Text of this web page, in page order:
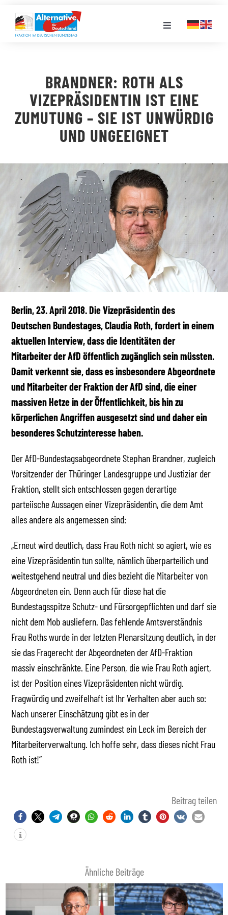
Inhalt
springen
Toggle
LANDESGRUPPEN
VERANSTALTUNGEN
STELLENPORTAL
MEDIATHEK
BRANDNER: ROTH ALS
VIZEPRÄSIDENTIN IST EINE
ZUMUTUNG – SIE IST UNWÜRDIG
UND UNGEEIGNET
Berlin, 23. April 2018. Die Vizepräsidentin des
Deutschen Bundestages, Claudia Roth, fordert in einem
aktuellen Interview, dass die Identitäten der
Mitarbeiter der AfD öffentlich zugänglich sein müssten.
Damit verkennt sie, dass es insbesondere Abgeordnete
und Mitarbeiter der Fraktion der AfD sind, die einer
massiven Hetze in der Öffentlichkeit, bis hin zu
körperlichen Angriffen ausgesetzt sind und daher ein
besonderes Schutzinteresse haben.
Der AfD-Bundestagsabgeordnete Stephan Brandner, zugleich
Vorsitzender der Thüringer Landesgruppe und Justiziar der
Fraktion, stellt sich entschlossen gegen derartige
parteiische Aussagen einer Vizepräsidentin, die dem Amt
alles andere als angemessen sind:
„Erneut wird deutlich, dass Frau Roth nicht so agiert, wie es
eine Vizepräsidentin tun sollte, nämlich überparteilich und
weitestgehend neutral und dies bezieht die Mitarbeiter von
Abgeordneten ein. Denn auch für diese hat die
Bundestagsspitze Schutz- und Fürsorgepflichten und darf sie
nicht dem Mob ausliefern. Das fehlende Amtsverständnis
Frau Roths wurde in der letzten Plenarsitzung deutlich, in der
sie das Fragerecht der Abgeordneten der AfD-Fraktion
massiv einschränkte. Eine Person, die wie Frau Roth agiert,
ist der Position eines Vizepräsidenten nicht würdig.
Fragwürdig und zweifelhaft ist Ihr Verhalten aber auch so:
Nach unserer Einschätzung gibt es in der
Bundestagsverwaltung zumindest ein Leck im Bereich der
Mitarbeiterverwaltung. Ich hoffe sehr, dass dieses nicht Frau
Roth ist!”
Beitrag teilen
Ähnliche Beiträge